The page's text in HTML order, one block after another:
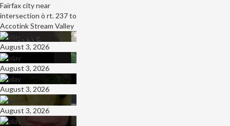
Fairfax city near
intersection ò rt. 237 to
Accotink Stream Valley
August 3, 2026
August 3, 2026
August 3, 2026
August 3, 2026